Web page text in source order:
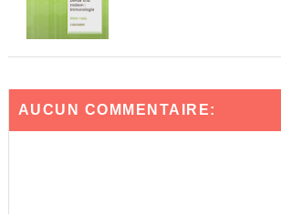
AUCUN COMMENTAIRE: